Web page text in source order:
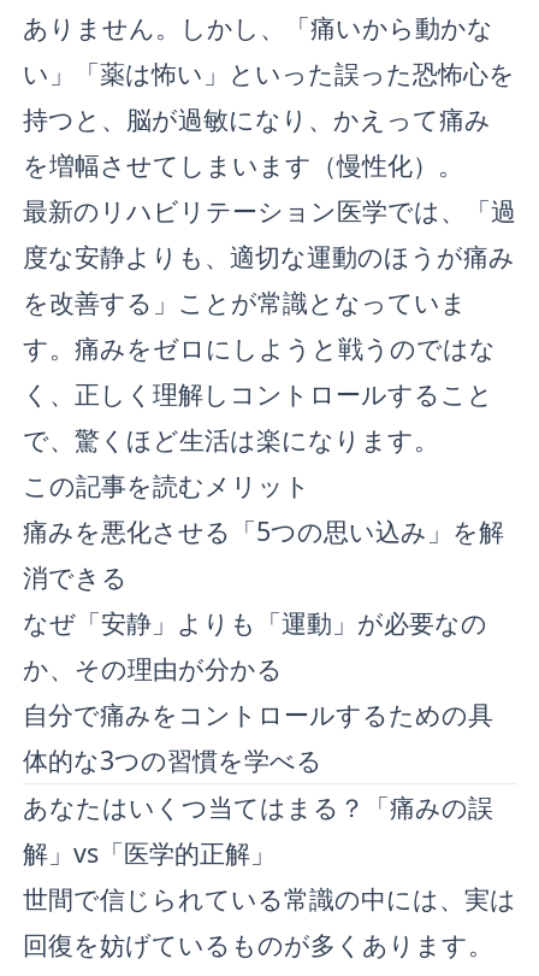
ありません。しかし、「痛いから動かな
い」「薬は怖い」といった誤った恐怖心を
持つと、脳が過敏になり、かえって痛み
を増幅させてしまいます（慢性化）。
最新のリハビリテーション医学では、「過
度な安静よりも、適切な運動のほうが痛み
を改善する」ことが常識となっていま
す。痛みをゼロにしようと戦うのではな
く、正しく理解しコントロールすること
で、驚くほど生活は楽になります。
この記事を読むメリット
痛みを悪化させる「5つの思い込み」を解
消できる
なぜ「安静」よりも「運動」が必要なの
か、その理由が分かる
自分で痛みをコントロールするための具
体的な3つの習慣を学べる
あなたはいくつ当てはまる？「痛みの誤
解」vs「医学的正解」
世間で信じられている常識の中には、実は
回復を妨げているものが多くあります。